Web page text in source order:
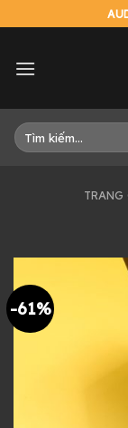
to
Tìm
kiếm:
TRANG
-61%